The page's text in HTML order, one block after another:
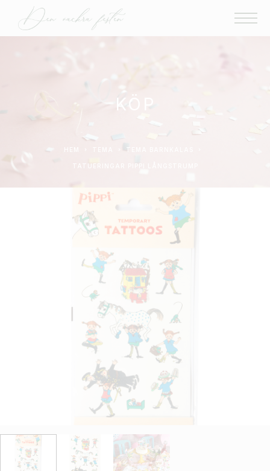
KÖP
TATUERINGAR PIPPI LÅNGSTRUMP